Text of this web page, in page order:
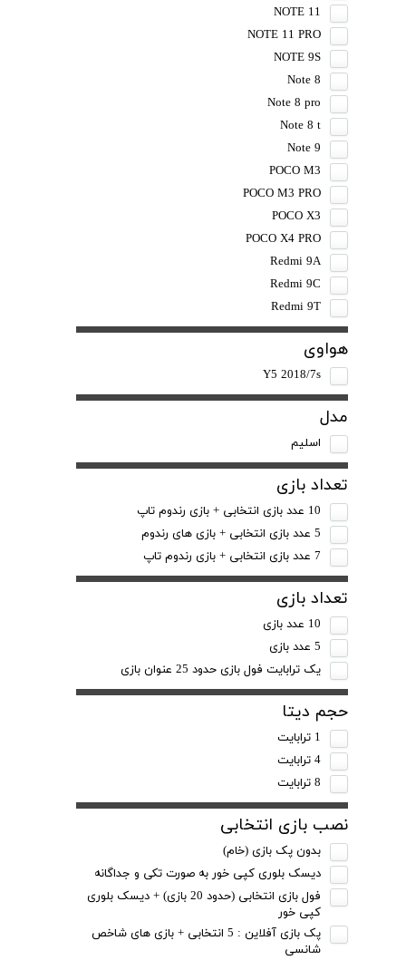
NOTE 11
NOTE 11 PRO
NOTE 9S
Note 8
Note 8 pro
Note 8 t
Note 9
POCO M3
POCO M3 PRO
POCO X3
POCO X4 PRO
Redmi 9A
Redmi 9C
Redmi 9T
هواوی
Y5 2018/7s
مدل
اسلیم
تعداد بازی
10 عدد بازی انتخابی + بازی رندوم تاپ
5 عدد بازی انتخابی + بازی های رندوم
7 عدد بازی انتخابی + بازی رندوم تاپ
تعداد بازی
10 عدد بازی
5 عدد بازی
یک ترابایت فول بازی حدود 25 عنوان بازی
حجم دیتا
1 ترابایت
4 ترابایت
8 ترابایت
نصب بازی انتخابی
بدون پک بازی (خام)
دیسک بلوری کپی خور به صورت تکی و جداگانه
فول بازی انتخابی (حدود 20 بازی) + دیسک بلوری
کپی خور
پک بازی آفلاین : 5 انتخابی + بازی های شاخص
شانسی